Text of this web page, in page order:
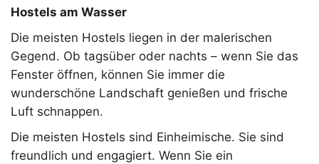
Hostels am Wasser
Die meisten Hostels liegen in der malerischen
Gegend. Ob tagsüber oder nachts – wenn Sie das
Fenster öffnen, können Sie immer die
wunderschöne Landschaft genießen und frische
Luft schnappen.
Die meisten Hostels sind Einheimische. Sie sind
freundlich und engagiert. Wenn Sie ein